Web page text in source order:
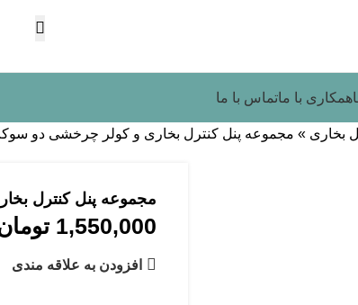
همکاری با ماتماس با ما
بخاری » مجموعه پنل کنترل بخاری و کولر چرخشی دو سوکت
مجموعه پنل کنترل
1,550,000
افزودن به علاقه مندی